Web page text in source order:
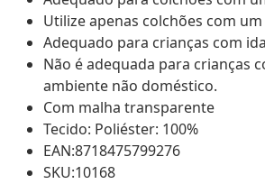
Utilize apenas colchões com
Adequado para crianças com
Não é adequada para crianças
ambiente não doméstico.
Com malha transparente
Tecido: Poliéster: 100%
EAN:8718475799276
SKU:10168